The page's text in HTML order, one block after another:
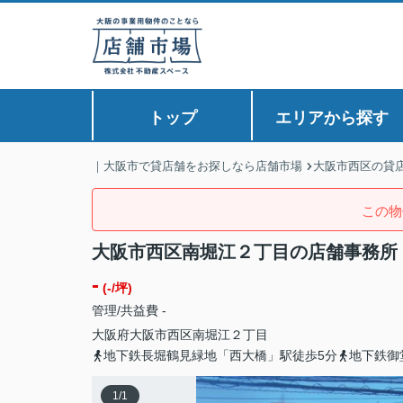
トップ エリアから探す
｜大阪市で貸店舗をお探しなら店舗市場 大阪市西区の貸
この
大阪市西区南堀江２丁目の店舗事務所
- (-/坪)
管理/共益費 -
大阪府大阪市西区南堀江 ２丁目
地下鉄長堀鶴見緑地「西大橋」駅徒歩5分
地下鉄御
1/1